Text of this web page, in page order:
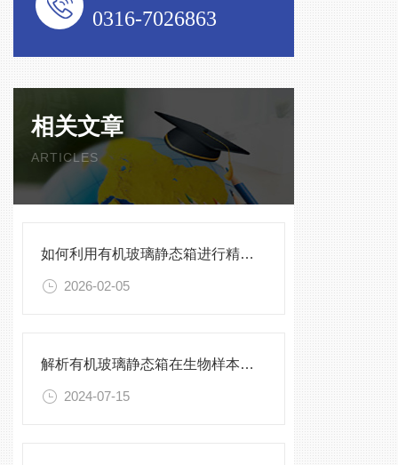
0316-7026863
相关文章
ARTICLES
如何利用有机玻璃静态箱进行精确的环境模拟观测？
2026-02-05
解析有机玻璃静态箱在生物样本保存中的优势
2024-07-15